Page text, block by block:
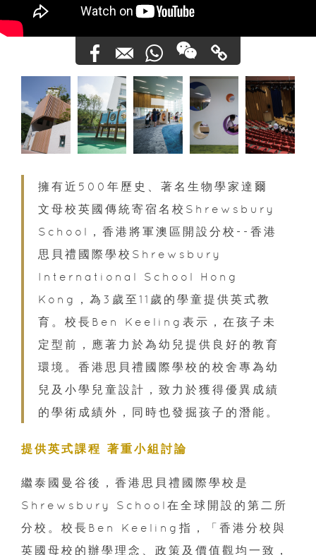
擁有近500年歷史、著名生物學家達爾
文母校英國傳統寄宿名校Shrewsbury
School，香港將軍澳區開設分校--香港
思貝禮國際學校Shrewsbury
International School Hong
Kong，為3歲至11歲的學童提供英式教
育。校長Ben Keeling表示，在孩子未
定型前，應著力於為幼兒提供良好的教育
環境。香港思貝禮國際學校的校舍專為幼
兒及小學兒童設計，致力於獲得優異成績
的學術成績外，同時也發掘孩子的潛能。
提供英式課程 著重小組討論
繼泰國曼谷後，香港思貝禮國際學校是
Shrewsbury School在全球開設的第二所
分校。校長Ben Keeling指，「香港分校與
英國母校的辦學理念、政策及價值觀均一致，